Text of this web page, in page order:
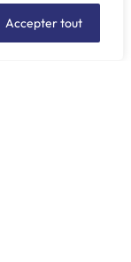
Accepter tout